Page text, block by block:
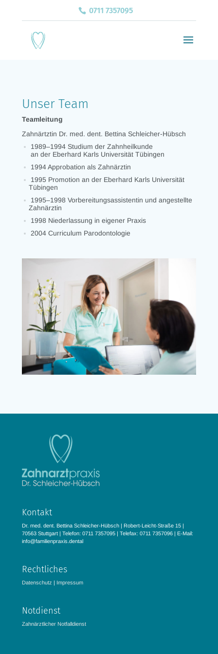
0711 7357095
Unser Team
Teamleitung
Zahnärtztin Dr. med. dent. Bettina Schleicher-Hübsch
1989–1994 Studium der Zahnheilkunde
an der Eberhard Karls Universität Tübingen
1994 Approbation als Zahnärztin
1995 Promotion an der Eberhard Karls Universität
Tübingen
1995–1998 Vorbereitungsassistentin und angestellte
Zahnärztin
1998 Niederlassung in eigener Praxis
2004 Curriculum Parodontologie
Kontakt
Dr. med. dent. Bettina Schleicher-Hübsch | Robert-Leicht-Straße 15 |
70563 Stuttgart | Telefon: 0711 7357095 | Telefax: 0711 7357096 | E-Mail:
info@familienpraxis.dental
Rechtliches
Datenschutz | Impressum
Notdienst
Zahnärztlicher Notfalldienst­